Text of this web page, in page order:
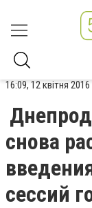
16:09, 12 квітня 2016
снова
сессий